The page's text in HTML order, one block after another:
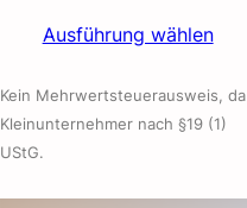
Ausführung wählen
Kein Mehrwertsteuerausweis, da
Kleinunternehmer nach §19 (1)
UStG.